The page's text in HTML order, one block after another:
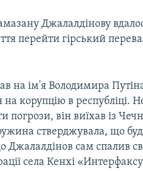
Джалалдінову
перейти гірський
на ім'я Володимира
корупцію в республіці.
він виїхав із
стверджувала, що
сам спалив
села Кенхі